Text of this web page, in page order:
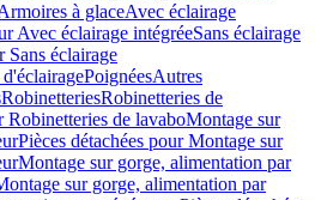
à glaceAvec éclairage
Avec éclairage intégréeSans éclairage
Sans éclairage
PoignéesAutres
RobinetteriesRobinetteries de
Robinetteries de lavaboMontage sur
Pièces détachées pour Montage sur
Montage sur gorge, alimentation par
sur gorge, alimentation par